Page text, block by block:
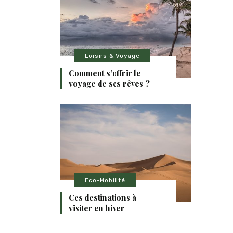
Loisirs & Voyage
Comment s’offrir le
voyage de ses rêves ?
Eco-Mobilité
Ces destinations à
visiter en hiver